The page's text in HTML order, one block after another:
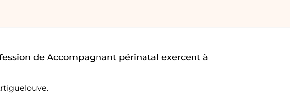
de Accompagnant périnatal exercent à